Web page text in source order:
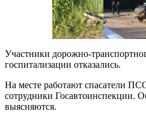
Участники дорожно-
госпитализации отказались.
На месте работают спасатели
сотрудники Госавтоинспекции.
выясняются.